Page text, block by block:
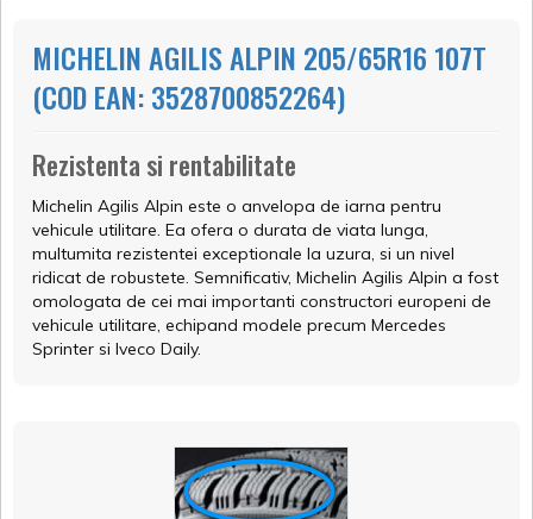
MICHELIN AGILIS ALPIN 205/65R16 107T
(COD EAN: 3528700852264)
Rezistenta si rentabilitate
Michelin Agilis Alpin este o anvelopa de iarna pentru
vehicule utilitare. Ea ofera o durata de viata lunga,
multumita rezistentei exceptionale la uzura, si un nivel
ridicat de robustete. Semnificativ, Michelin Agilis Alpin a fost
omologata de cei mai importanti constructori europeni de
vehicule utilitare, echipand modele precum Mercedes
Sprinter si Iveco Daily.